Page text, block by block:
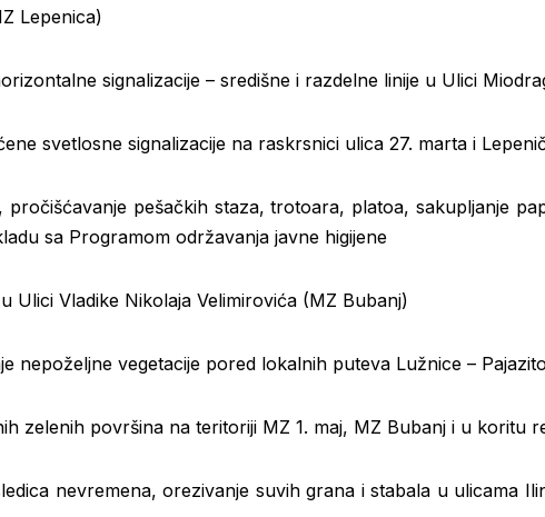
Lepenica)
signalizacije – središne i razdelne linije u Ulici
svetlosne signalizacije na raskrsnici ulica 27. marta i
pročišćavanje pešačkih staza, trotoara, platoa, sakupljanje
sa Programom održavanja javne higijene
Ulici Vladike Nikolaja Velimirovića (MZ Bubanj)
nepoželjne vegetacije pored lokalnih puteva Lužnice –
zelenih površina na teritoriji MZ 1. maj, MZ Bubanj i u koritu
nevremena, orezivanje suvih grana i stabala u ulicama